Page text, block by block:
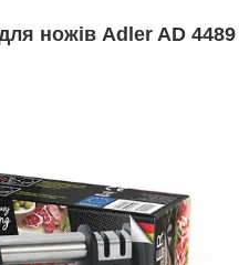
ножів Adler AD 4489